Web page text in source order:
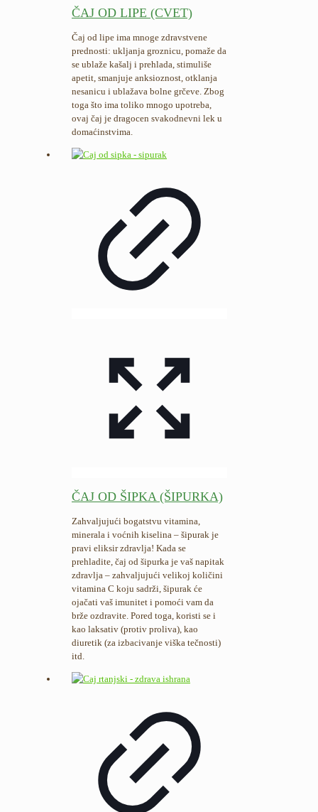
ČAJ OD LIPE (CVET)
Čaj od lipe ima mnoge zdravstvene
prednosti: ukljanja groznicu, pomaže da
se ublaže kašalj i prehlada, stimuliše
apetit, smanjuje anksioznost, otklanja
nesanicu i ublažava bolne grčeve. Zbog
toga što ima toliko mnogo upotreba,
ovaj čaj je dragocen svakodnevni lek u
domaćinstvima.
ČAJ OD ŠIPKA (ŠIPURKA)
Zahvaljujući bogatstvu vitamina,
minerala i voćnih kiselina – šipurak je
pravi eliksir zdravlja! Kada se
prehladite, čaj od šipurka je vaš napitak
zdravlja – zahvaljujući velikoj količini
vitamina C koju sadrži, šipurak će
ojačati vaš imunitet i pomoći vam da
brže ozdravite. Pored toga, koristi se i
kao laksativ (protiv proliva), kao
diuretik (za izbacivanje viška tečnosti)
itd.